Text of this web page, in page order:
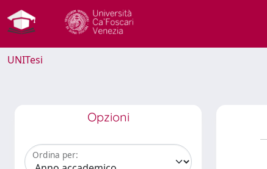
UNITesi
Opzioni
Ordina per: